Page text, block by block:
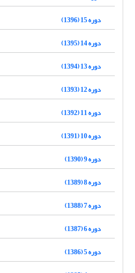
دوره 15 (1396)
دوره 14 (1395)
دوره 13 (1394)
دوره 12 (1393)
دوره 11 (1392)
دوره 10 (1391)
دوره 9 (1390)
دوره 8 (1389)
دوره 7 (1388)
دوره 6 (1387)
دوره 5 (1386)